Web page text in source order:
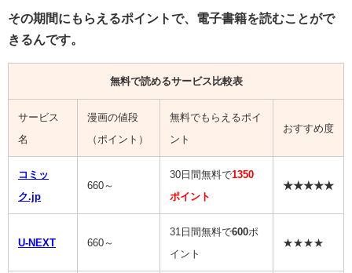
その期間にもらえるポイントで、電子書籍を読むことがで
きるんです。
無料で読めるサービス比較表
サービス
名
漫画の値段
（ポイント）
無料でもらえるポイ
ント
おすすめ度
コミッ
ク.jp
660～
30日間無料で1350
ポイント
★★★★★
U-NEXT 660～
31日間無料で600ポ
イント
★★★★